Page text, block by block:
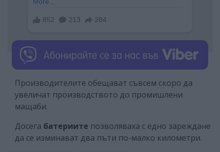
Производителите обещават съвсем скоро да
увеличат производството до промишлени
мащаби.
Досега батериите позволяваха с едно зареждане
да се изминават два пъти по-малко километри.